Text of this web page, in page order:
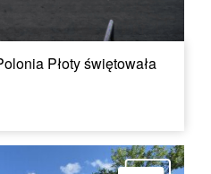
Płoty świętowała